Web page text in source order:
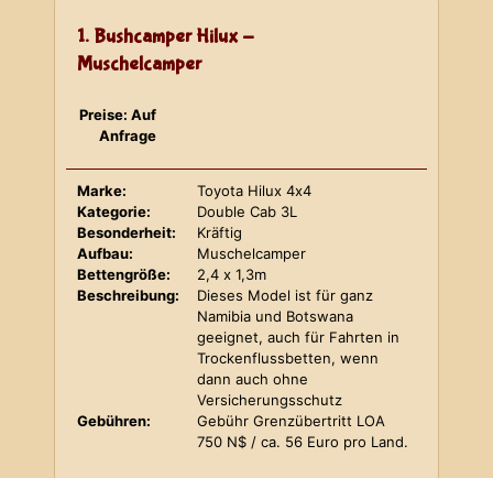
1. Bushcamper Hilux -
Muschelcamper
Preise: Auf
Anfrage
Marke:
Toyota Hilux 4x4
Kategorie:
Double Cab 3L
Besonderheit:
Kräftig
Aufbau:
Muschelcamper
Bettengröße:
2,4 x 1,3m
Beschreibung:
Dieses Model ist für ganz
Namibia und Botswana
geeignet, auch für Fahrten in
Trockenflussbetten, wenn
dann auch ohne
Versicherungsschutz
Gebühren:
Gebühr Grenzübertritt LOA
750 N$ / ca. 56 Euro pro Land.